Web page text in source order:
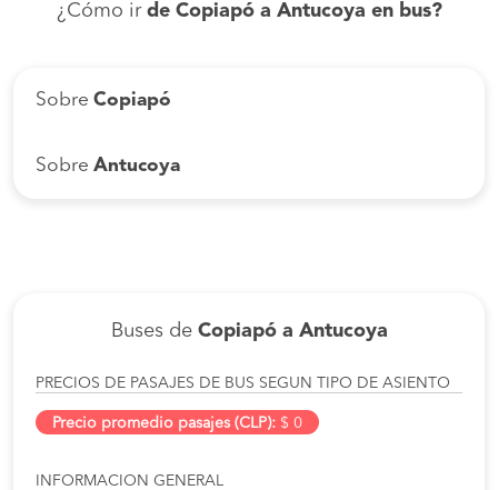
¿Cómo ir de Copiapó a Antucoya en bus?
Sobre Copiapó
Sobre Antucoya
Buses de Copiapó a Antucoya
PRECIOS DE PASAJES DE BUS SEGUN TIPO DE ASIENTO
Precio promedio pasajes (CLP): $ 0
INFORMACION GENERAL